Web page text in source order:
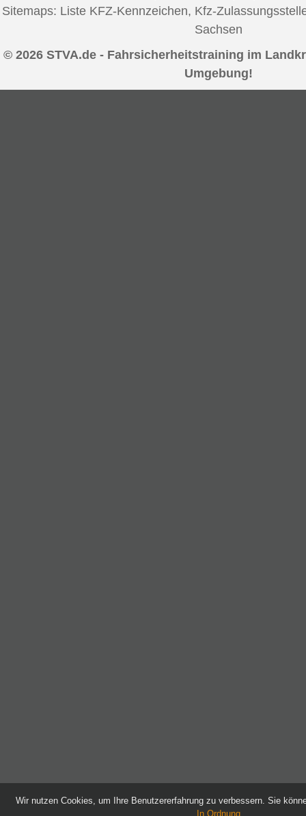
Wir nutzen Cookies, um Ihre Benutzererfahrung zu verbessern. Sie
In Ordnung
Sitemaps: Liste KFZ-Kennzeichen, Kfz-
Sachsen
© 2026 STVA.de - Fahrsicherheitstraining im
Umgebung!